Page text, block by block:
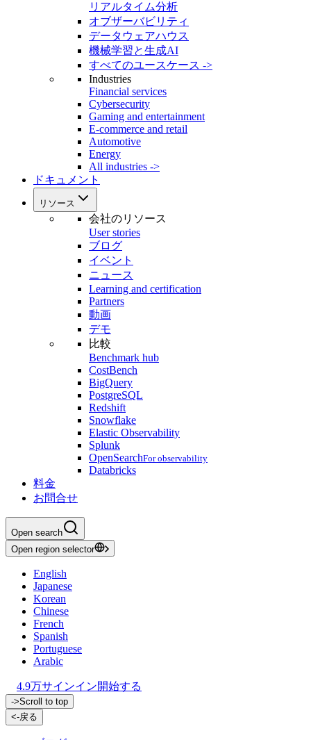
リアルタイム分析
オブザーバビリティ
データウェアハウス
機械学習と生成AI
すべてのユースケース ->
Industries
Financial services
Cybersecurity
Gaming and entertainment
E-commerce and retail
Automotive
Energy
All industries ->
ドキュメント
リソース
会社のリソース
User stories
ブログ
イベント
ニュース
Learning and certification
Partners
動画
デモ
比較
Benchmark hub
CostBench
BigQuery
PostgreSQL
Redshift
Snowflake
Elastic Observability
Splunk
OpenSearchFor observability
Databricks
料金
お問合せ
Open search
Open region selector
English
Japanese
Korean
Chinese
French
Spanish
Portuguese
Arabic
4.9万サインイン開始する
->Scroll to top
<-戻る